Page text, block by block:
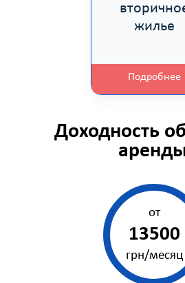
жилье
Подробнее
Доходность
от
13500
грн/месяц